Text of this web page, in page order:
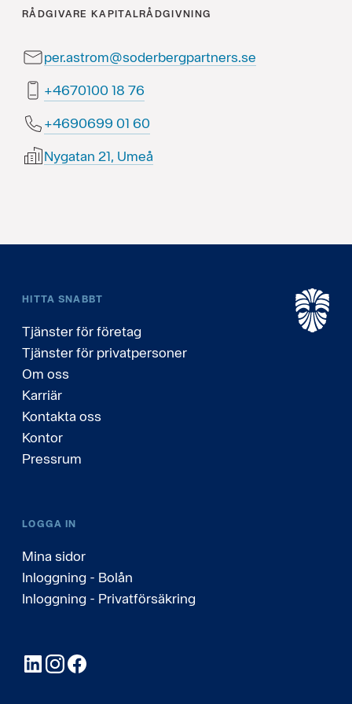
RÅDGIVARE KAPITALRÅDGIVNING
per.astrom@soderbergpartners.se
67 81 0010764+
06 10 9960964+
Nygatan 21, Umeå
HITTA SNABBT
Tjänster för företag
Tjänster för privatpersoner
Om oss
Karriär
Kontakta oss
Kontor
Pressrum
LOGGA IN
Mina sidor
Inloggning - Bolån
Inloggning - Privatförsäkring
LinkedInInstagram